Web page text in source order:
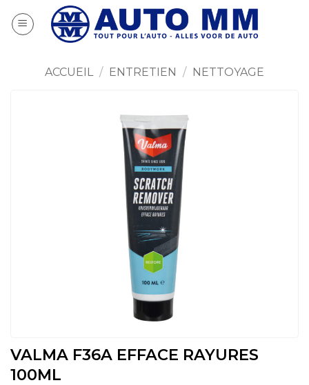
au
ACCUEIL / ENTRETIEN / NETTOYAGE
VALMA F36A EFFACE RAYURES
100ML